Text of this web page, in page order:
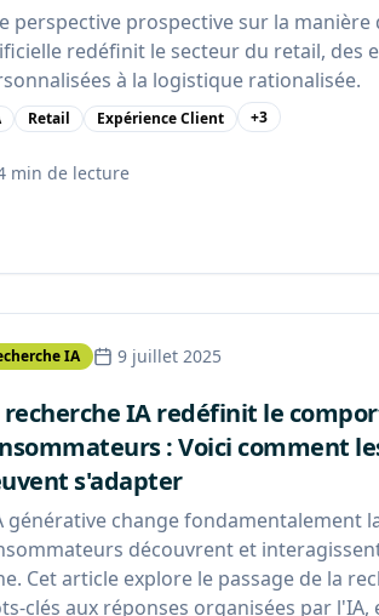
perspective prospective sur la
redéfinit le secteur du retail, des
à la logistique rationalisée.
Retail Expérience Client +3
min de lecture
IA 9 juillet 2025
recherche IA redéfinit le
: Voici comment
s'adapter
générative change fondamentalement
découvrent et
Cet article explore le passage de la
clés aux réponses organisées par l'IA,